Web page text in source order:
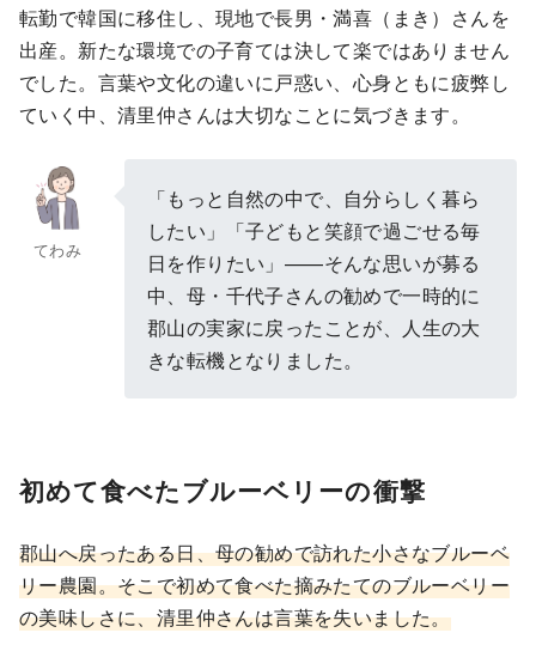
転勤で韓国に移住し、現地で長男・満喜（まき）さんを
出産。新たな環境での子育ては決して楽ではありません
でした。言葉や文化の違いに戸惑い、心身ともに疲弊し
ていく中、清里仲さんは大切なことに気づきます。
てわみ
「もっと自然の中で、自分らしく暮ら
したい」「子どもと笑顔で過ごせる毎
日を作りたい」——そんな思いが募る
中、母・千代子さんの勧めで一時的に
郡山の実家に戻ったことが、人生の大
きな転機となりました。
初めて食べたブルーベリーの衝撃
郡山へ戻ったある日、母の勧めで訪れた小さなブルーベ
リー農園。そこで初めて食べた摘みたてのブルーベリー
の美味しさに、清里仲さんは言葉を失いました。